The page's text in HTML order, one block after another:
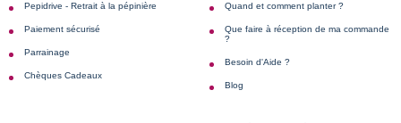
Pepidrive - Retrait à la pépinière
Paiement sécurisé
Parrainage
Chèques Cadeaux
Quand et comment planter ?
Que faire à réception de ma commande
?
Besoin d'Aide ?
Blog